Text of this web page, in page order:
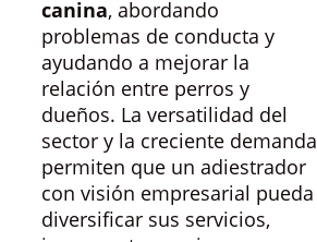
canina, abordando
problemas de conducta y
ayudando a mejorar la
relación entre perros y
dueños. La versatilidad del
sector y la creciente demanda
permiten que un adiestrador
con visión empresarial pueda
diversificar sus servicios,